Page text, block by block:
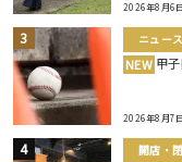
2026年8月6日
ニュース
NEW 甲
2026年8月7日
開店・